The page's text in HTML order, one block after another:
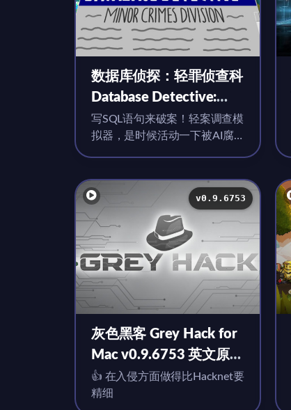
数据库侦探：轻罪侦查科
Database Detective:
Minor Crimes Division
for Mac v1.05 英文原生
版
写SQL语句来破案！轻案调查模
拟器，是时候活动一下被AI腐
v0.9.6753
灰色黑客 Grey Hack for
Mac v0.9.6753 英文原生
版
👍 在入侵方面做得比Hacknet要
精细